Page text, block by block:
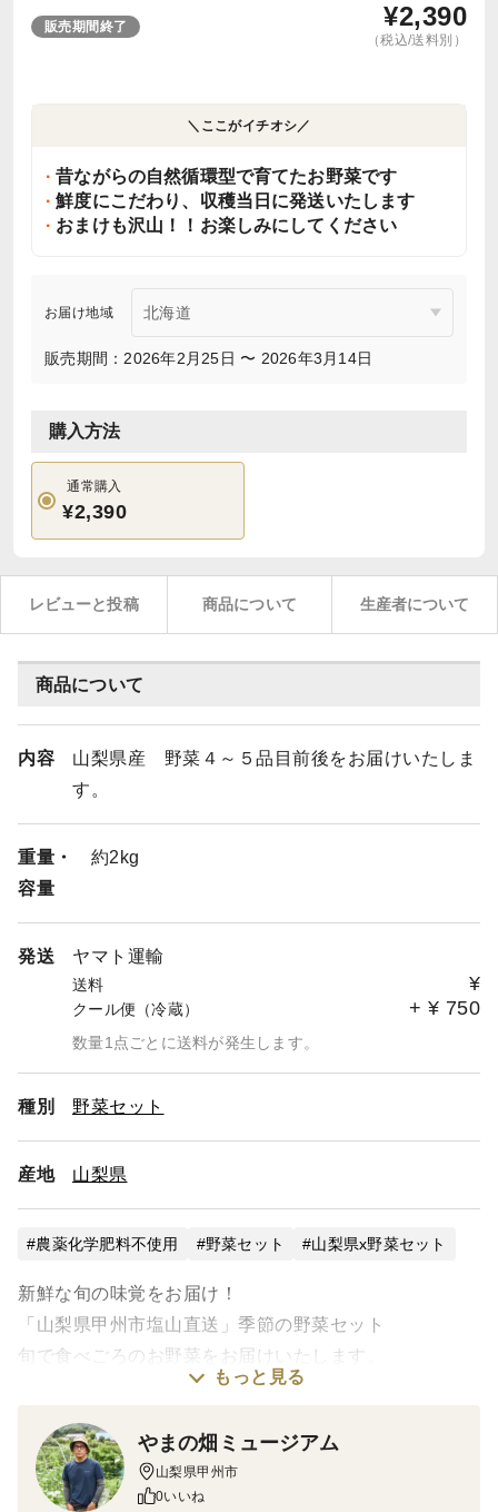
販売期間終了 ¥2,390
（税込/送料別）
＼ここがイチオシ／
昔ながらの自然循環型で育てたお野菜です
鮮度にこだわり、収穫当日に発送いたします
おまけも沢山！！お楽しみにしてください
お届け地域
販売期間：2026年2月25日 〜 2026年3月14日
購入方法
通常購入
¥2,390
レビューと投稿 商品について 生産者について
商品について
内容
山梨県産 野菜４～５品目前後をお届けいたしま
す。
重量・
容量
約2kg
発送 ヤマト運輸
送料 ¥
クール便（冷蔵） + ¥ 750
数量1点ごとに送料が発生します。
種別 野菜セット
産地 山梨県
農薬化学肥料不使用 野菜セット 山梨県x野菜セット
新鮮な旬の味覚をお届け！
「山梨県甲州市塩山直送」季節の野菜セット
旬で食べごろのお野菜をお届けいたします。
お野菜は、自然循環型で育てた野菜達。
す。
是非、野菜本来の美味しさを味わいください。
もっと見る
やまの畑ミュージアム
山梨県甲州市
0いいね